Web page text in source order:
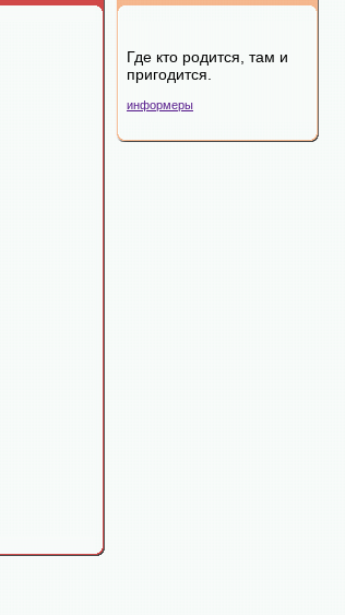
Где кто родится, там и
пригодится.
информеры